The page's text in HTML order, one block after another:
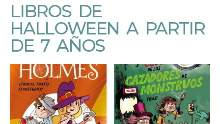
LIBROS DE
HALLOWEEN A PARTIR
DE 7 AÑOS